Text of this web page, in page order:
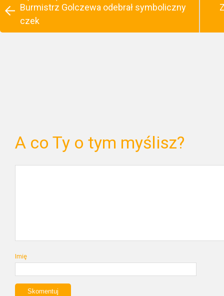
Burmistrz Golczewa odebrał symboliczny
czek
A co Ty o tym myślisz?
Imię